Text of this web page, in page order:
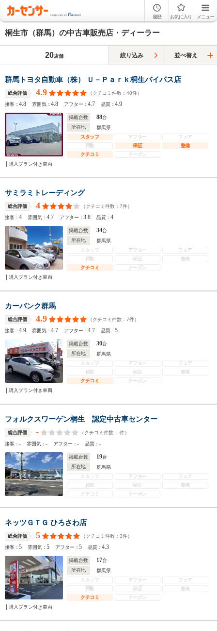
履歴 お気に入り メニュー
桐生市（群馬）の中古車販売店・ディーラー
20店舗 絞り込み 並べ替え
群馬トヨタ自動車（株） Ｕ－Ｐａｒｋ桐生バイパス店
総合評価 4.9 （クチコミ件数： 40件）
接客：4.8 雰囲気：4.8 アフター：4.7 品質：4.9
掲載台数 88台
所在地
群馬県
スタッフ
アフター
フェア
買取
保証
整備
クチコミ
クーポン
購入プラン付き車両
サミラミトレーディング
総合評価 4 （クチコミ件数： 7件）
接客：4 雰囲気：4.7 アフター：3.8 品質：4
掲載台数 34台
所在地
群馬県
スタッフ
アフター
フェア
買取
保証
整備
クチコミ
クーポン
購入プラン付き車両
カーバンク群馬
総合評価 4.9 （クチコミ件数： 7件）
接客：4.9 雰囲気：4.7 アフター：4.7 品質：5
掲載台数 30台
所在地
群馬県
スタッフ
アフター
フェア
買取
保証
整備
クチコミ
クーポン
購入プラン付き車両
フォルクスワーゲン桐生 認定中古車センター
総合評価 - （クチコミ件数： -件）
接客：- 雰囲気：- アフター：- 品質：-
掲載台数 19台
所在地
群馬県
スタッフ
アフター
フェア
買取
保証
整備
クチコミ
クーポン
ネッツＧＴＧ ひろさわ店
総合評価 5 （クチコミ件数： 3件）
接客：5 雰囲気：5 アフター：5 品質：4.3
掲載台数 17台
所在地
群馬県
スタッフ
アフター
フェア
買取
保証
整備
クチコミ
クーポン
購入プラン付き車両